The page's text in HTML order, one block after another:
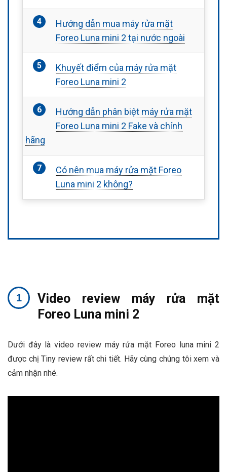
Hướng dẫn mua máy rửa mặt
Foreo Luna mini 2 tại nước ngoài
Khuyết điểm của máy rửa mặt
Foreo Luna mini 2
Hướng dẫn phân biệt máy rửa mặt
Foreo Luna mini 2 Fake và chính
hãng
Có nên mua máy rửa mặt Foreo
Luna mini 2 không?
Video review máy rửa mặt
Foreo Luna mini 2
Dưới đây là video review máy rửa mặt Foreo luna mini 2
được chị Tiny review rất chi tiết. Hãy cùng chúng tôi xem và
cảm nhận nhé.